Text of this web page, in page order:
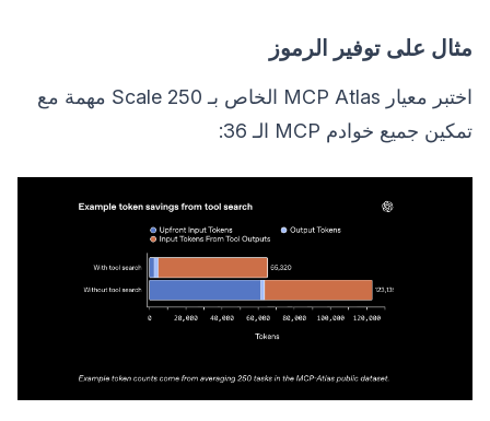
مثال على توفير الرموز
اختبر معيار MCP Atlas الخاص بـ Scale 250 مهمة مع
تمكين جميع خوادم MCP الـ 36: